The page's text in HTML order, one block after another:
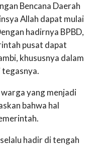
Bencana Daerah
Allah dapat mulai
hadirnya BPBD,
pusat dapat
khususnya dalam
tegasnya.
yang menjadi
bahwa hal
hadir di tengah